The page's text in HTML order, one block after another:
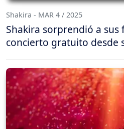
Shakira - MAR 4 / 2025
Shakira sorprendió a sus
concierto gratuito desde